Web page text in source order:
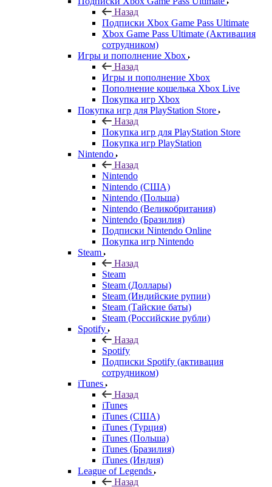
Назад
Подписки Xbox Game Pass Ultimate
Xbox Game Pass Ultimate (Активация
сотрудником)
Игры и пополнение Xbox
Назад
Игры и пополнение Xbox
Пополнение кошелька Xbox Live
Покупка игр Xbox
Покупка игр для PlayStation Store
Назад
Покупка игр для PlayStation Store
Покупка игр PlayStation
Nintendo
Назад
Nintendo
Nintendo (США)
Nintendo (Польша)
Nintendo (Великобритания)
Nintendo (Бразилия)
Подписки Nintendo Online
Покупка игр Nintendo
Steam
Назад
Steam
Steam (Доллары)
Steam (Индийские рупии)
Steam (Тайские баты)
Steam (Российские рубли)
Spotify
Назад
Spotify
Подписки Spotify (активация
сотрудником)
iTunes
Назад
iTunes
iTunes (США)
iTunes (Турция)
iTunes (Польша)
iTunes (Бразилия)
iTunes (Индия)
League of Legends
Назад